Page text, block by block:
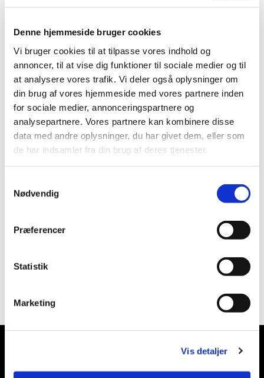
Denne hjemmeside bruger cookies
Vi bruger cookies til at tilpasse vores indhold og
annoncer, til at vise dig funktioner til sociale medier og til
at analysere vores trafik. Vi deler også oplysninger om
din brug af vores hjemmeside med vores partnere inden
for sociale medier, annonceringspartnere og
analysepartnere. Vores partnere kan kombinere disse
data med andre oplysninger, du har givet dem, eller som
de har indsamlet fra din brug af deres tjenester.
Nødvendig
Præferencer
Statistik
Marketing
Vis detaljer
Kirkefrokost for store og små efter søndagens
Stil sulten ved kirkens smør-selv-frokost umiddelbart
efter gudstjenesten.
Tilmelding ikke nødvendig - alle er velkomne.
Du vil måske også kunne lide...